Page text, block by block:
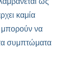
καμία
μπορούν να
συμπτώματα